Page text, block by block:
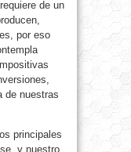
de un
por eso
de nuestras
principales
y nuestro